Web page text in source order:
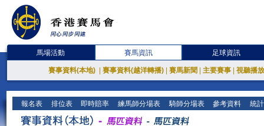
馬場活動 賽馬資訊 足球資訊
賽事資料(本地) 賽事資料(越洋轉播) 賽馬新聞 主要賽事 視聽播
報名表 排位表 即時賠率 練馬師分場表 騎師分場表 參考資料 統